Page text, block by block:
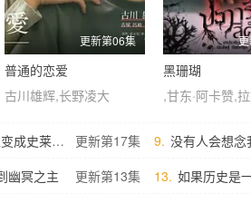
更新第06集
普通的恋爱
古川雄辉,长野凌大
黑珊瑚
更新第17集
这档事第四季 9. 没有人会想念我
更新第13集
幽冥之主 13. 如果历史是一群